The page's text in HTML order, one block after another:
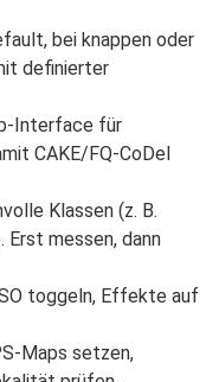
bei knappen oder
definierter
Interface für
CAKE/FQ-CoDel
Klassen (z. B.
messen, dann
toggeln, Effekte auf
Maps setzen,